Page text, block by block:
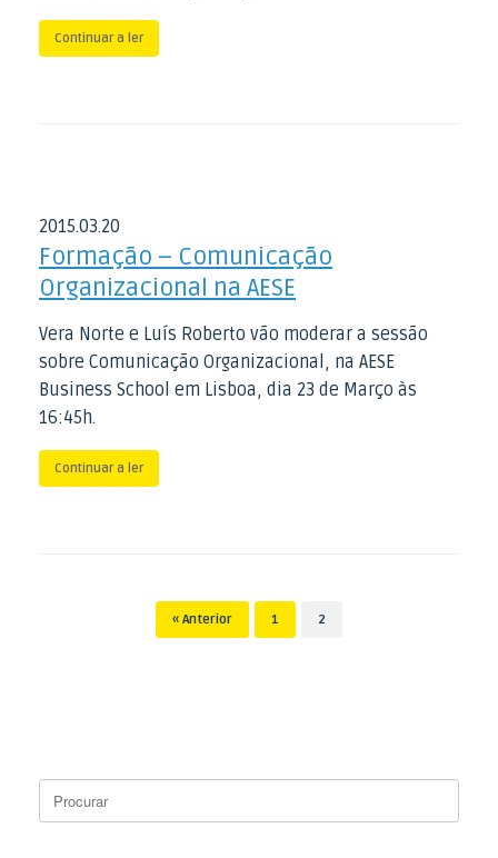
Continuar a ler
2015.03.20
Formação – Comunicação
Organizacional na AESE
Vera Norte e Luís Roberto vão moderar a sessão
sobre Comunicação Organizacional, na AESE
Business School em Lisboa, dia 23 de Março às
16:45h.
Continuar a ler
Post navigation« Anterior 1 2